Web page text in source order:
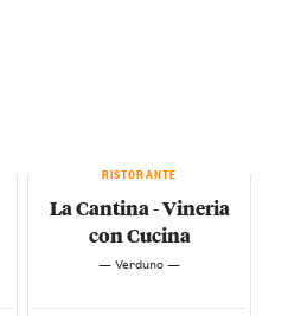
RISTORANTE
La Cantina - Vineria
con Cucina
— Verduno —